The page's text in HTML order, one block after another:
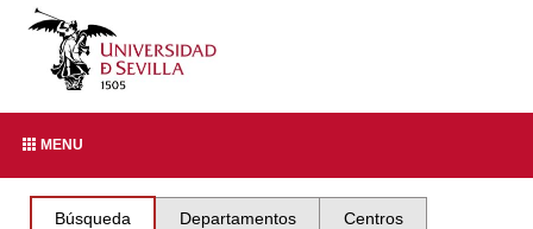
MENU
Búsqueda Departamentos Centros